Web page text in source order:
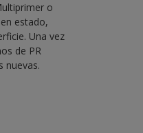
o
estado,
Una vez
de PR
nuevas.